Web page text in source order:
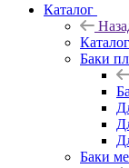
Каталог
Каталог
Баки
Баки